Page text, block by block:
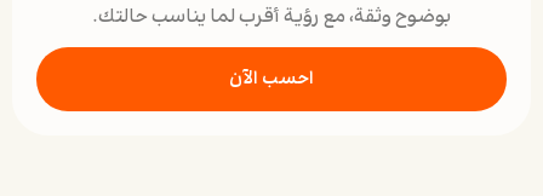
بوضوح وثقة، مع رؤية أقرب لما يناسب حالتك.
احسب الآن